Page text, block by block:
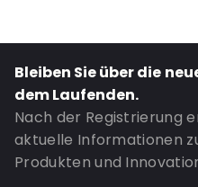
Content in ml: 250
Header: 30
Bottom gusset: 30
Valve: Mit Ventil
Bleiben Sie über die
dem Laufenden.
Nach der Registrierung
aktuelle Informationen
Produkten und